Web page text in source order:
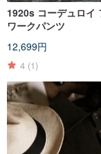
1920s コーデュロイ
ワークパンツ
12,699円
4 (1)